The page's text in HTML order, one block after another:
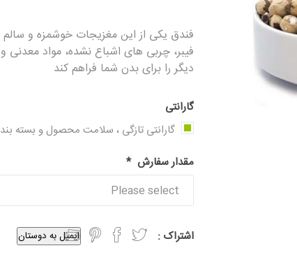
فندق یکی از این مغزیجات خوشمزه و سالم
فیبر، چربی‌ های اشباع ‌نشده، مواد معدنی
دیگر را برای بدن شما فراهم کند
گارانتی
گارانتی تازگی ، سلامت محصول و بسته
مقدار سفارش *
اشتراک : ایمیل به دوستان